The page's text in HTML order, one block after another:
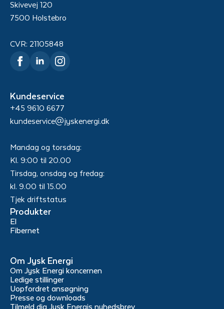
Skivevej 120
7500 Holstebro
CVR: 21105848
Kundeservice
+45 9610 6677
kundeservice@jyskenergi.dk
Mandag og torsdag:
Kl. 9:00 til 20.00
Tirsdag, onsdag og fredag:
kl. 9.00 til 15.00
Tjek driftstatus
Produkter
El
Fibernet
Om Jysk Energi
Om Jysk Energi koncernen
Ledige stillinger
Uopfordret ansøgning
Presse og downloads